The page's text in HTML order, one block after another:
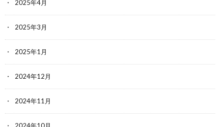
2025年4月
2025年3月
2025年1月
2024年12月
2024年11月
2024年10月